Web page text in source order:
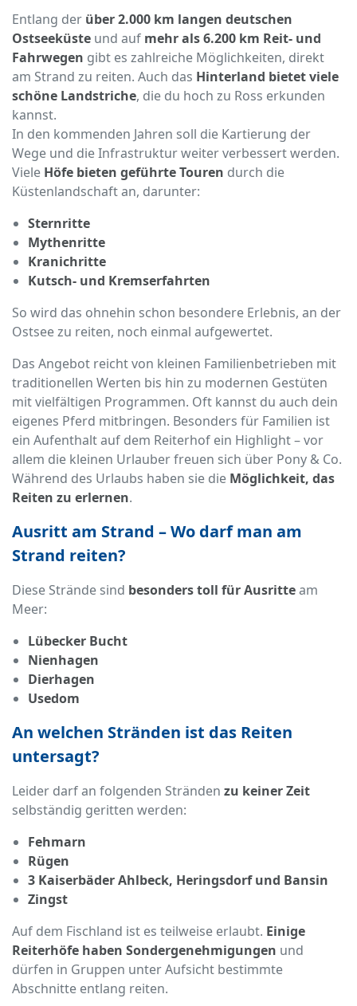
Entlang der über 2.000 km langen deutschen
Ostseeküste und auf mehr als 6.200 km Reit- und
Fahrwegen gibt es zahlreiche Möglichkeiten, direkt
am Strand zu reiten. Auch das Hinterland bietet viele
schöne Landstriche, die du hoch zu Ross erkunden
kannst.
In den kommenden Jahren soll die Kartierung der
Wege und die Infrastruktur weiter verbessert werden.
Viele Höfe bieten geführte Touren durch die
Küstenlandschaft an, darunter:
Sternritte
Mythenritte
Kranichritte
Kutsch- und Kremserfahrten
So wird das ohnehin schon besondere Erlebnis, an der
Ostsee zu reiten, noch einmal aufgewertet.
Das Angebot reicht von kleinen Familienbetrieben mit
traditionellen Werten bis hin zu modernen Gestüten
mit vielfältigen Programmen. Oft kannst du auch dein
eigenes Pferd mitbringen. Besonders für Familien ist
ein Aufenthalt auf dem Reiterhof ein Highlight – vor
allem die kleinen Urlauber freuen sich über Pony & Co.
Während des Urlaubs haben sie die Möglichkeit, das
Reiten zu erlernen.
Ausritt am Strand – Wo darf man am
Strand reiten?
Diese Strände sind besonders toll für Ausritteam
Meer:
Lübecker Bucht
Nienhagen
Dierhagen
Usedom
An welchen Stränden ist das Reiten
untersagt?
Leider darf an folgenden Stränden zu keiner Zeit
selbständig geritten werden:
Fehmarn
Rügen
3 Kaiserbäder Ahlbeck, Heringsdorf und Bansin
Zingst
Auf dem Fischland ist es teilweise erlaubt. Einige
Reiterhöfe haben Sondergenehmigungen und
dürfen in Gruppen unter Aufsicht bestimmte
Abschnitte entlang reiten.